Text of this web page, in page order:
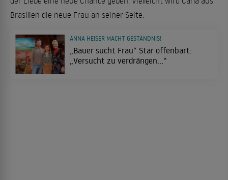
Brasilien die neue Frau an seiner Seite.
„Bauer sucht Frau“ Star offenbart:
„Versucht zu verdrängen…“
ANNA HEISER MACHT GESTÄNDNIS!